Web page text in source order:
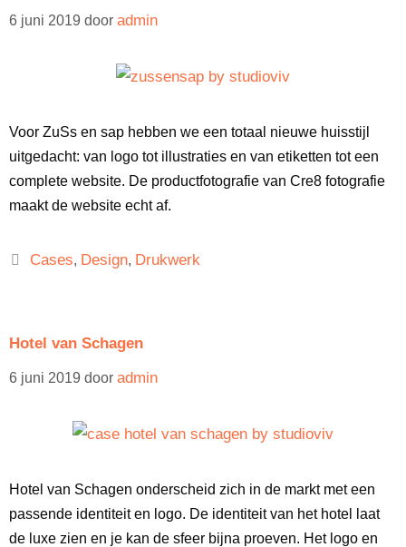
6 juni 2019 door admin
Voor ZuSs en sap hebben we een totaal nieuwe huisstijl
uitgedacht: van logo tot illustraties en van etiketten tot een
complete website. De productfotografie van Cre8 fotografie
maakt de website echt af.
Cases, Design, Drukwerk
Hotel van Schagen
6 juni 2019 door admin
Hotel van Schagen onderscheid zich in de markt met een
passende identiteit en logo. De identiteit van het hotel laat
de luxe zien en je kan de sfeer bijna proeven. Het logo en